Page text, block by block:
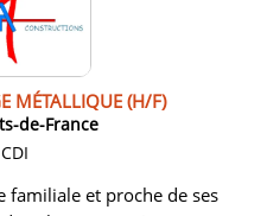
MÉTALLIQUE (H/F)
de-France
CDI
familiale et proche de ses